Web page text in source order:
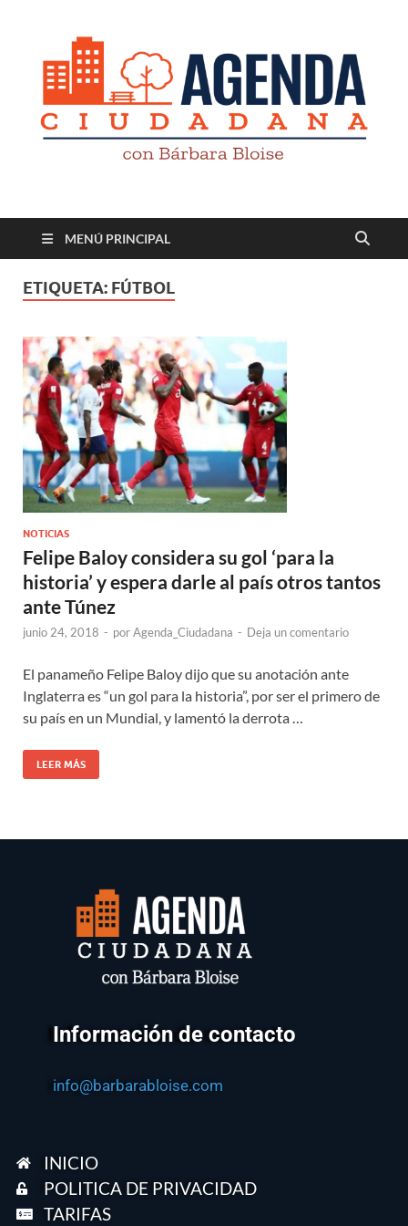
Revista digital
MENÚ PRINCIPAL
ETIQUETA: FÚTBOL
NOTICIAS
Felipe Baloy considera su gol ‘para la
historia’ y espera darle al país otros tantos
ante Túnez
junio 24, 2018 - porAgenda_Ciudadana - Deja un comentario
El panameño Felipe Baloy dijo que su anotación ante
Inglaterra es “un gol para la historia”, por ser el primero de
su país en un Mundial, y lamentó la derrota …
LEER MÁS
Información de contacto
info@barbarabloise.com
INICIO
POLITICA DE PRIVACIDAD
TARIFAS